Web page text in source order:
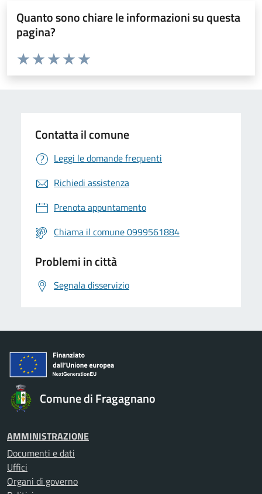
Quanto sono chiare le informazioni su questa
pagina?
Valuta da 1 a 5 stelle la pagina
Valuta 5 stelle su 5
Valuta 4 stelle su 5
Valuta 3 stelle su 5
Valuta 2 stelle su 5
Valuta 1 stelle su 5
Contatta il comune
Leggi le domande frequenti
Richiedi assistenza
Prenota appuntamento
Chiama il comune 0999561884
Problemi in città
Segnala disservizio
Comune di Fragagnano
AMMINISTRAZIONE
Documenti e dati
Uffici
Organi di governo